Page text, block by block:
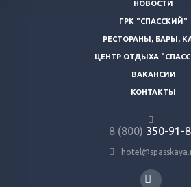
НОВОСТИ
ГРК "СПАССКИЙ"
РЕСТОРАНЫ, БАРЫ,
ЦЕНТР ОТДЫХА
ВАКАНСИИ
КОНТАКТЫ
8 (800) 350-91-